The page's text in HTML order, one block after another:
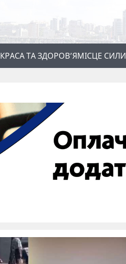
КРАСА ТА ЗДОРОВ’ЯМІСЦЕ СИЛИ